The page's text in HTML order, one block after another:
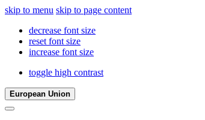
skip to menu skip to page content
decrease font size
reset font size
increase font size
toggle high contrast
European Union